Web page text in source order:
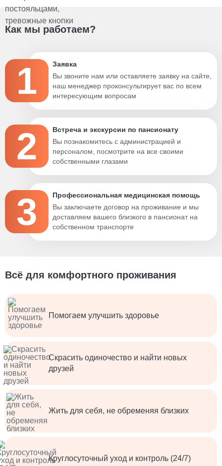
Как мы работаем?
1
Заявка
Вы звоните нам или оставляете заявку на сайте,
наш менеджер проконсультирует вас по всем
интересующим вопросам
2
Встреча и экскурсии по пансионату
Вы познакомитесь с администрацией и
персоналом, посмотрите на все своими
собственными глазами
3
Профессиональная медицинская помощь
Вы заключаете договор на проживание и мы
доставляем вашего близкого в пансионат на
собственном транспорте
Всё для комфортного проживания
Помогаем улучшить здоровье
Скрасить одиночество и найти новых
друзей
Жить для себя, не обременяя близких
Круглосуточный уход и контроль (24/7)